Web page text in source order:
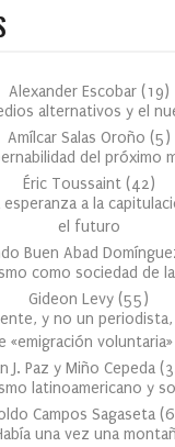
Alexander Escobar (19)
alternativos y el
Amílcar Salas Oroño (5)
del próximo
Éric Toussaint (42)
a la
el futuro
Buen Abad
como sociedad de
Gideon Levy (55)
y no un
«emigración
J. Paz y Miño Cepeda (
latinoamericano y
Campos Sagaseta (
una vez una